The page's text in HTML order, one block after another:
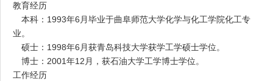
教育经历
本科： 1993年6 月毕业于曲阜师范大学化学与化工学院化工专
业。
硕士： 1998年6 月获青岛科技大学获学工学硕士学位。
博士： 2001年12 月，获石油大学工学博士学位。
工作经历